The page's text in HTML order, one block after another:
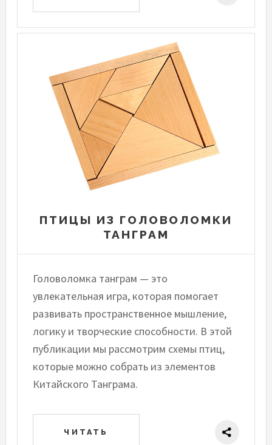
ПТИЦЫ ИЗ ГОЛОВОЛОМКИ
ТАНГРАМ
Головоломка танграм — это
увлекательная игра, которая помогает
развивать пространственное мышление,
логику и творческие способности. В этой
публикации мы рассмотрим схемы птиц,
которые можно собрать из элементов
Китайского Танграма.
ЧИТАТЬ